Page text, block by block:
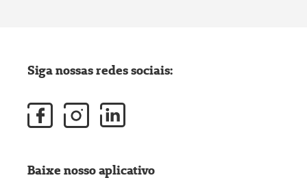
Siga nossas redes sociais:
Baixe nosso aplicativo